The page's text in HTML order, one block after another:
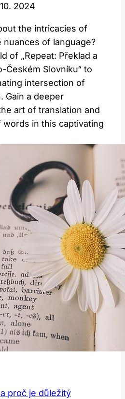
10. 2024
the intricacies of
nuances of language?
of „Repeat: Překlad⁤ a
Českém Slovníku“ to
intersection of
Gain a deeper
⁢art​ of translation and
in this​ captivating
​proč ⁢je důležitý